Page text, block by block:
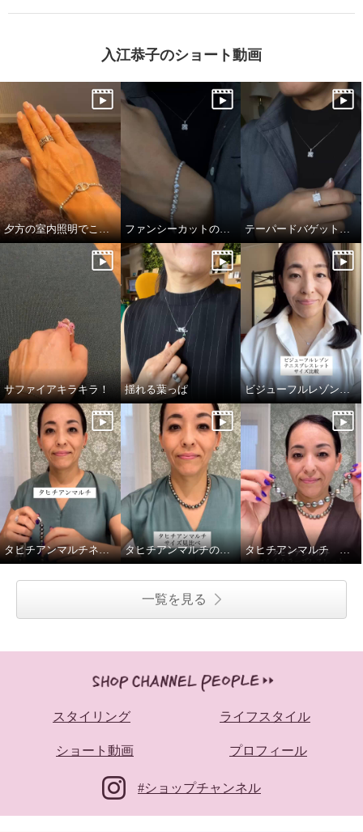
入江恭子のショート動画
夕方の室内照明でこの煌めき…！ ファンシーカットの独特かつ透明感あふれる輝き テーパードバゲットのキラキラっぷり！
サファイアキラキラ！ 揺れる葉っぱ ビジューフルレゾンテニスブレスレット比較
タヒチアンマルチネックレス留め金ご紹介 タヒチアンマルチのネックレス2種、重ねてみました タヒチアンマルチ マルチカラーブレスレットの着脱動画です
一覧を見る
スタイリング ライフスタイル
ショート動画 プロフィール
#ショップチャンネル